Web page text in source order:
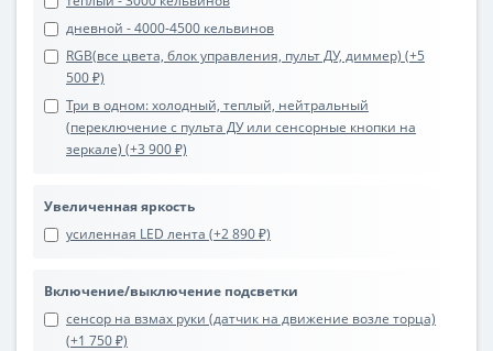
дневной - 4000-4500 кельвинов
RGB(все цвета, блок управления, пульт ДУ, диммер) (+5
500 ₽)
Три в одном: холодный, теплый, нейтральный
(переключение с пульта ДУ или сенсорные кнопки на
зеркале) (+3 900 ₽)
Увеличенная яркость
усиленная LED лента (+2 890 ₽)
Включение/выключение подсветки
сенсор на взмах руки (датчик на движение возле торца)
(+1 750 ₽)